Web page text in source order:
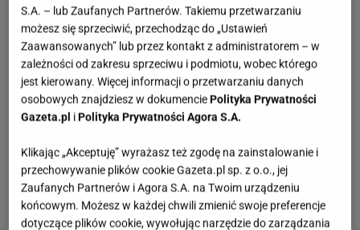
S.A. – lub Zaufanych Partnerów. Takiemu przetwarzaniu
możesz się sprzeciwić, przechodząc do „Ustawień
Zaawansowanych” lub przez kontakt z administratorem – w
zależności od zakresu sprzeciwu i podmiotu, wobec którego
jest kierowany. Więcej informacji o przetwarzaniu danych
osobowych znajdziesz w dokumenciePolityka Prywatności
Gazeta.pl iPolityka Prywatności Agora S.A.
Klikając „Akceptuję” wyrażasz też zgodę na zainstalowanie i
przechowywanie plików cookie Gazeta.pl sp. z o.o., jej
Zaufanych Partnerów i Agora S.A. na Twoim urządzeniu
końcowym. Możesz w każdej chwili zmienić swoje preferencje
dotyczące plików cookie, wywołując narzędzie do zarządzania